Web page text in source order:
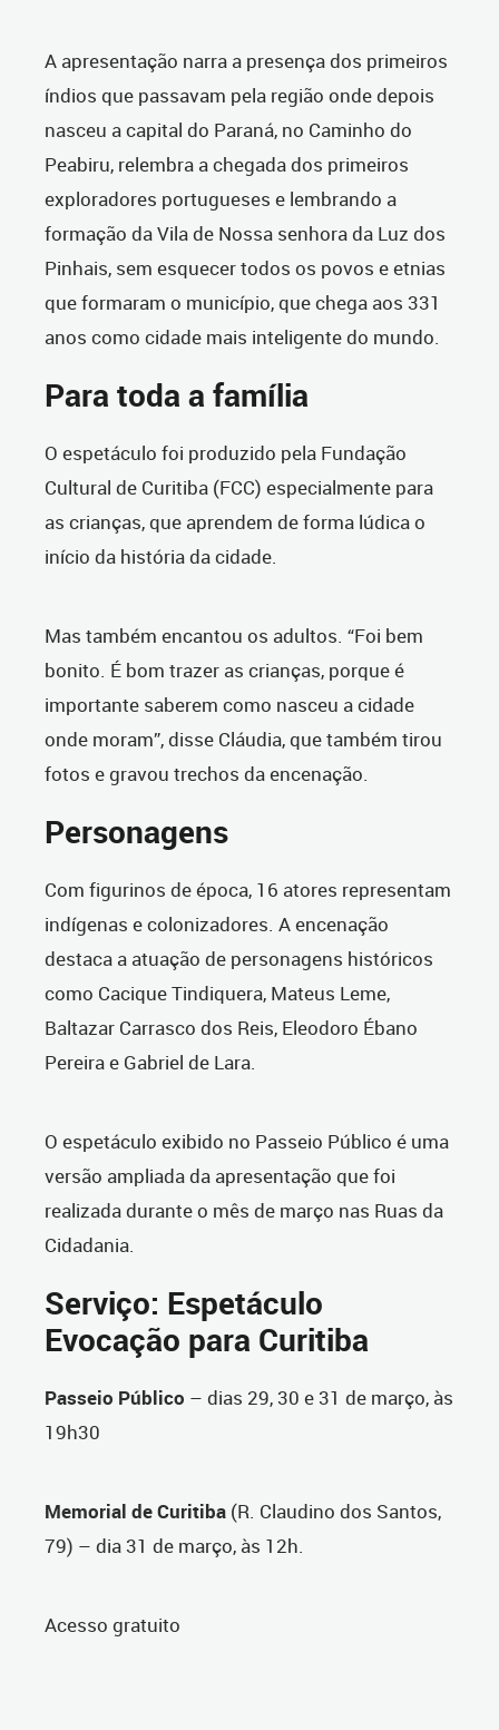
A apresentação narra a presença dos primeiros
índios que passavam pela região onde depois
nasceu a capital do Paraná, no Caminho do
Peabiru, relembra a chegada dos primeiros
exploradores portugueses e lembrando a
formação da Vila de Nossa senhora da Luz dos
Pinhais, sem esquecer todos os povos e etnias
que formaram o município, que chega aos 331
anos como cidade mais inteligente do mundo.
Para toda a família
O espetáculo foi produzido pela Fundação
Cultural de Curitiba (FCC) especialmente para
as crianças, que aprendem de forma lúdica o
início da história da cidade.
Mas também encantou os adultos. “Foi bem
bonito. É bom trazer as crianças, porque é
importante saberem como nasceu a cidade
onde moram”, disse Cláudia, que também tirou
fotos e gravou trechos da encenação.
Personagens
Com figurinos de época, 16 atores representam
indígenas e colonizadores. A encenação
destaca a atuação de personagens históricos
como Cacique Tindiquera, Mateus Leme,
Baltazar Carrasco dos Reis, Eleodoro Ébano
Pereira e Gabriel de Lara.
O espetáculo exibido no Passeio Público é uma
versão ampliada da apresentação que foi
realizada durante o mês de março nas Ruas da
Cidadania.
Serviço: Espetáculo
Evocação para Curitiba
Passeio Público – dias 29, 30 e 31 de março, às
19h30
Memorial deCuritiba (R. Claudino dos Santos,
79) – dia 31 de março, às 12h.
Acesso gratuito